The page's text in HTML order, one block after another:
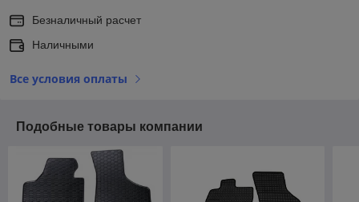
Безналичный расчет
Наличными
Все условия оплаты
Подобные товары компании